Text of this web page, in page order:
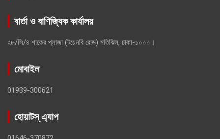
বার্তা ও বাণিজ্যিক কার্যালয়
২৮/সি/৪ শাকের প্লাজা (টয়েনবি রোড) মতিঝিল, ঢাকা-১০০০।
মোবাইল
01939-300621
হোয়াটস্ এ্যাপ